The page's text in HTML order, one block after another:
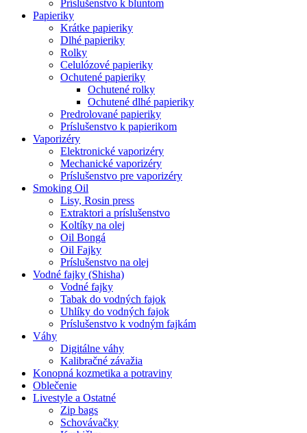
Príslušenstvo k bluntom
Papieriky
Krátke papieriky
Dlhé papieriky
Rolky
Celulózové papieriky
Ochutené papieriky
Ochutené rolky
Ochutené dlhé papieriky
Predrolované papieriky
Príslušenstvo k papierikom
Vaporizéry
Elektronické vaporizéry
Mechanické vaporizéry
Príslušenstvo pre vaporizéry
Smoking Oil
Lisy, Rosin press
Extraktori a príslušenstvo
Koltíky na olej
Oil Bongá
Oil Fajky
Príslušenstvo na olej
Vodné fajky (Shisha)
Vodné fajky
Tabak do vodných fajok
Uhlíky do vodných fajok
Príslušenstvo k vodným fajkám
Váhy
Digitálne váhy
Kalibračné závažia
Konopná kozmetika a potraviny
Oblečenie
Livestyle a Ostatné
Zip bags
Schovávačky